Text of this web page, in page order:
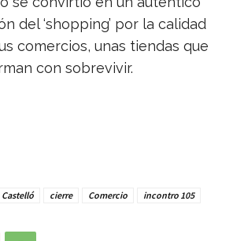
del ‘shopping’ por la calidad
comercios, unas tiendas que
con sobrevivir.
Castelló cierre Comercio
incontro 105